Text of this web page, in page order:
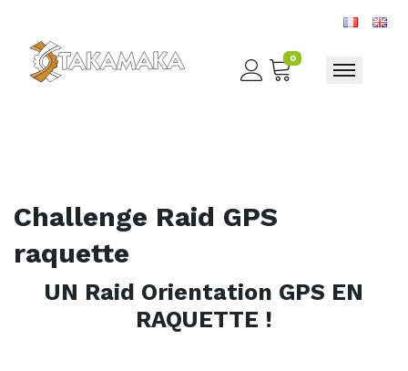
0
Toggle
Challenge Raid GPS
raquette
UN Raid Orientation GPS EN
RAQUETTE !